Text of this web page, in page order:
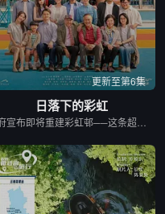
更新至第6集
日落下的彩虹